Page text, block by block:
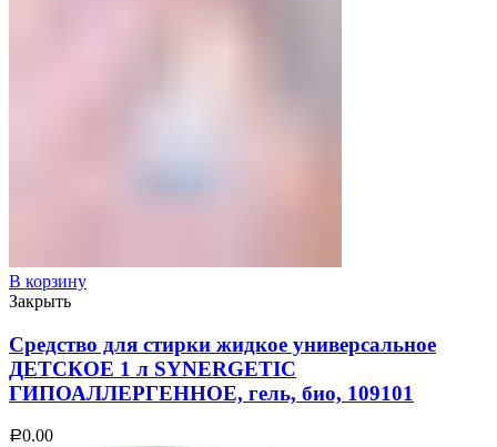
В корзину
Закрыть
Средство для стирки жидкое универсальное
ДЕТСКОЕ 1 л SYNERGETIC
ГИПОАЛЛЕРГЕННОЕ, гель, био, 109101
Р0.00